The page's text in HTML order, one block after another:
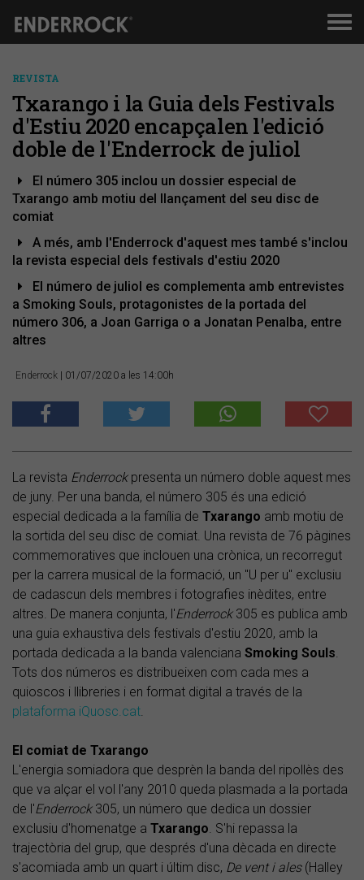
REVISTA
Txarango i la Guia dels Festivals
d'Estiu 2020 encapçalen l'edició
doble de l'Enderrock de juliol
El número 305 inclou un dossier especial de
Txarango amb motiu del llançament del seu disc de
comiat
A més, amb l'Enderrock d'aquest mes també s'inclou
la revista especial dels festivals d'estiu 2020
El número de juliol es complementa amb entrevistes
a Smoking Souls, protagonistes de la portada del
número 306, a Joan Garriga o a Jonatan Penalba, entre
altres
Enderrock | 01/07/2020 a les 14:00h
La revista Enderrockpresenta un número doble aquest mes
de juny. Per una banda, el número 305 és una edició
especial dedicada a la família de Txarango amb motiu de
la sortida del seu disc de comiat. Una revista de 76 pàgines
commemoratives que inclouen una crònica, un recorregut
per la carrera musical de la formació, un "U per u" exclusiu
de cadascun dels membres i fotografies inèdites, entre
altres. De manera conjunta, l'Enderrock305 es publica amb
una guia exhaustiva dels festivals d'estiu 2020, amb la
portada dedicada a la banda valenciana Smoking Souls
Tots dos números es distribueixen com cada mes a
quioscos i llibreries i en format digital a través de la
plataforma iQuosc.cat
El comiat de Txarango
L'energia somiadora que desprèn la banda del ripollès des
que va alçar el vol l'any 2010 queda plasmada a la portada
de l'Enderrock305, un número que dedica un dossier
exclusiu d'homenatge a Txarango . S'hi repassa la
trajectòria del grup, que després d'una dècada en directe
s'acomiada amb un quart i últim disc, De vent i ales (Halley